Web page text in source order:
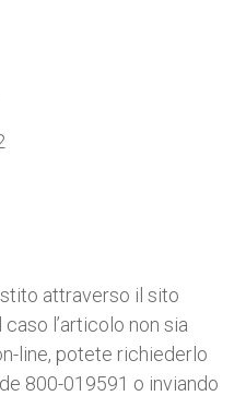
attraverso il sito
caso l’articolo non sia
line, potete richiederlo
800-019591 o inviando